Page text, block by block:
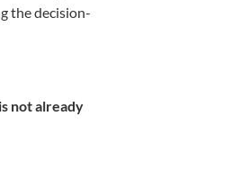
the decision-
not already